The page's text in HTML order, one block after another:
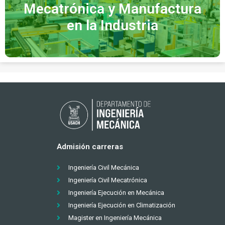
Mecatrónica y Manufactura
en la Industria
Admisión carreras
Ingeniería Civil Mecánica
Ingeniería Civil Mecatrónica
Ingeniería Ejecución en Mecánica
Ingeniería Ejecución en Climatización
Magister en Ingeniería Mecánica